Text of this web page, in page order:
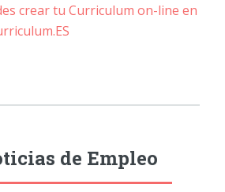
crear tu Curriculum on-line en
de Empleo